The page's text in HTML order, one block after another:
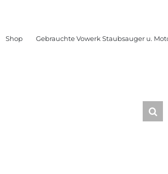
Shop Gebrauchte Vowerk Staubsauger u.